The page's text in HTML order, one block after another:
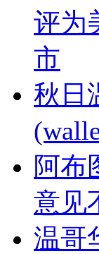
评为
市
秋日
阿布
意见
温哥